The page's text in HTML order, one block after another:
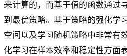
来计算的，而基于值的函数通过
到最优策略。基于策略的强化学
空间以及学习随机策略中非常有
化学习在样本效率和稳定性方面